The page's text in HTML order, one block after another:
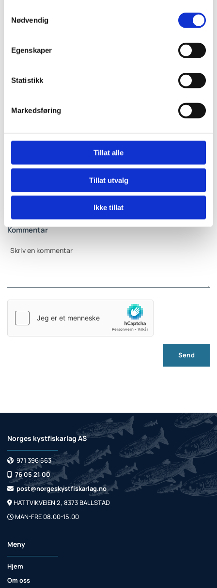
Nødvendig
Egenskaper
Statistikk
Markedsføring
Tillat alle
Tillat utvalg
Ikke tillat
oppfordres til å gi beskjed.
Foto: Petter Borgvatn Myklebust
0
Navn
Kommentar
Norges kystfiskarlag AS
 971 396 563
 76 05 21 00
 post@norgeskystfiskarlag.no
 HATTVIKVEIEN 2, 8373 BALLSTAD
 MAN-FRE 08.00-15.00
Meny
Hjem
Om oss